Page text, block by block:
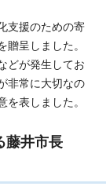
支援のための寄
贈呈しました。
どが発生してお
非常に大切なの
を表しました。
藤井市長